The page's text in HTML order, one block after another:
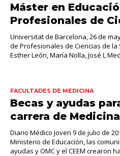
Máster en
Profesionales de
Universitat de Barcelona, 26 de
de Profesionales de Ciencias de la
Esther León, María Nolla, José L
FACULTADES DE MEDICINA
Becas y ayudas
carrera de Medicina
Diario Médico Joven 9 de julio de
Ministerio de Educación, las
ayudas y OMC y el CEEM crearon